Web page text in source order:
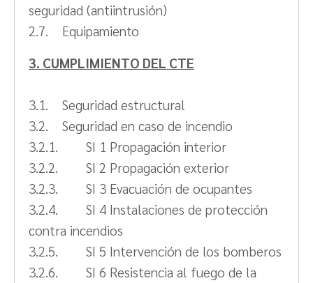
seguridad (antiintrusión)
2.7. Equipamiento
3. CUMPLIMIENTO DEL CTE
3.1. Seguridad estructural
3.2. Seguridad en caso de incendio
3.2.1. SI 1 Propagación interior
3.2.2. SI 2 Propagación exterior
3.2.3. SI 3 Evacuación de ocupantes
3.2.4. SI 4 Instalaciones de protección
contra incendios
3.2.5. SI 5 Intervención de los bomberos
3.2.6. SI 6 Resistencia al fuego de la